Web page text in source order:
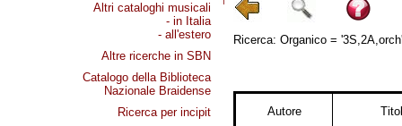
Altri cataloghi musicali
- in Italia
- all'estero
Altre ricerche in SBN
Catalogo della Biblioteca
Nazionale Braidense
Ricerca per incipit
Ricerca: Organico =
Autore